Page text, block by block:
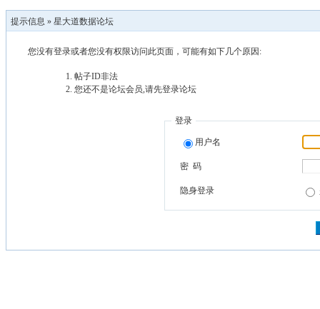
提示信息 » 星大道数据论坛
您没有登录或者您没有权限访问此页面，可能有如下几个原因:
帖子ID非法
您还不是论坛会员,请先登录论坛
登录
用户名
密 码
隐身登录